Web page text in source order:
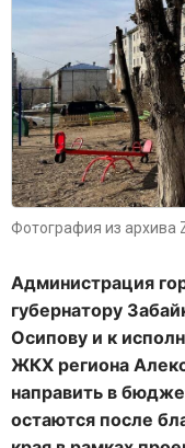
Фотография из архива
Администрация
губернатору
Осипову и к
ЖКХ региона
направить в
остаются после